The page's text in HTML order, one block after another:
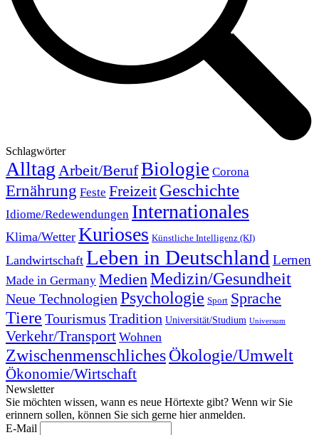
Schlagwörter
Alltag Arbeit/BerufBiologie Corona
Ernährung Feste Freizeit Geschichte
Idiome/Redewendungen Internationales
Klima/Wetter Kurioses Künstliche Intelligenz (KI)
Landwirtschaft Leben in Deutschland Lernen
Made in Germany Medien Medizin/Gesundheit
Neue Technologien Psychologie Sport Sprache
Tiere Tourismus Tradition Universität/Studium Universum
Verkehr/Transport Wohnen
ZwischenmenschlichesÖkologie/Umwelt
Ökonomie/Wirtschaft
Newsletter
Sie möchten wissen, wann es neue Hörtexte gibt? Wenn wir Sie
erinnern sollen, können Sie sich gerne hier anmelden.
E-Mail